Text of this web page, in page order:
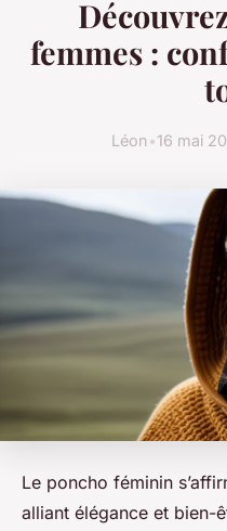
femmes :
Léon•16 mai
Le poncho féminin
alliant élégance et bien-